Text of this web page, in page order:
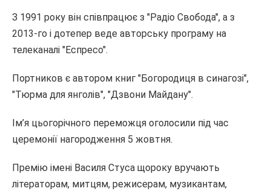
З 1991 року він співпрацює з "Радіо Свобода", а з
2013-го і дотепер веде авторську програму на
телеканалі "Еспресо".
Портников є автором книг "Богородиця в синагозі",
"Тюрма для янголів", "Дзвони Майдану".
Ім’я цьогорічного переможця оголосили під час
церемонії нагородження 5 жовтня.
Премію імені Василя Стуса щороку вручають
літераторам, митцям, режисерам, музикантам,